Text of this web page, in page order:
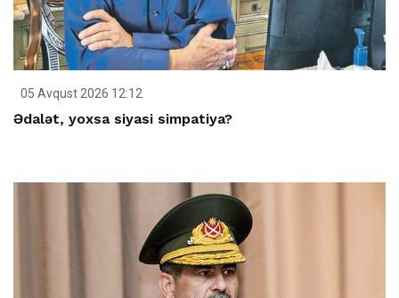
05 Avqust 2026 12:12
Ədalət, yoxsa siyasi simpatiya?